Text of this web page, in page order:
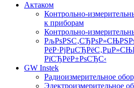
Актаком
Контрольно-
к приборам
Контрольно-
РїСЂРёР±РѕСЂС‹
GW Instek
Радиоизмерительное
Электроизмерительное